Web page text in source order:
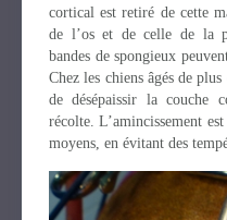
cortical est retiré de cette
de l’os et de celle de la
bandes de spongieux
Chez les chiens âgés de
de désépaissir la couche
récolte. L’amincissement
moyens, en évitant des